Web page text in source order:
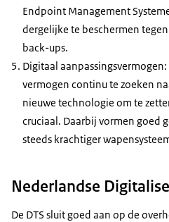
Endpoint Management
dergelijke te beschermen
back-ups.
Digitaal
vermogen continu te zoeken
nieuwe technologie om te
cruciaal. Daarbij vormen goed
steeds krachtiger
Nederlandse
De DTS sluit goed aan op de